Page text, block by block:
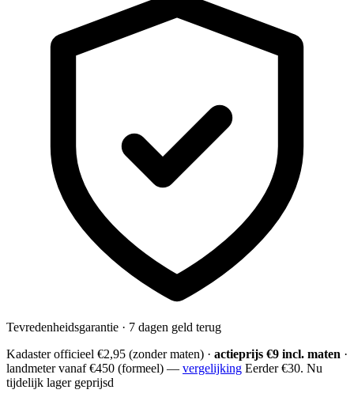
Tevredenheidsgarantie · 7 dagen geld terug
Kadaster officieel €2,95 (zonder maten) · actieprijs €9 incl. maten ·
landmetervanaf €450 (formeel) — vergelijking Eerder €30. Nu
tijdelijk lager geprijsd